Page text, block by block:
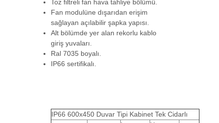
Toz filtreli fan hava tahliye bölümü.
Fan modulüne dışarıdan erişim
sağlayan açılabilir şapka yapısı.
Alt bölümde yer alan rekorlu kablo
giriş yuvaları.
Ral 7035 boyalı.
IP66 sertifikalı.
IP66 600x450 Duvar Tipi Kabinet Tek Cidarlı